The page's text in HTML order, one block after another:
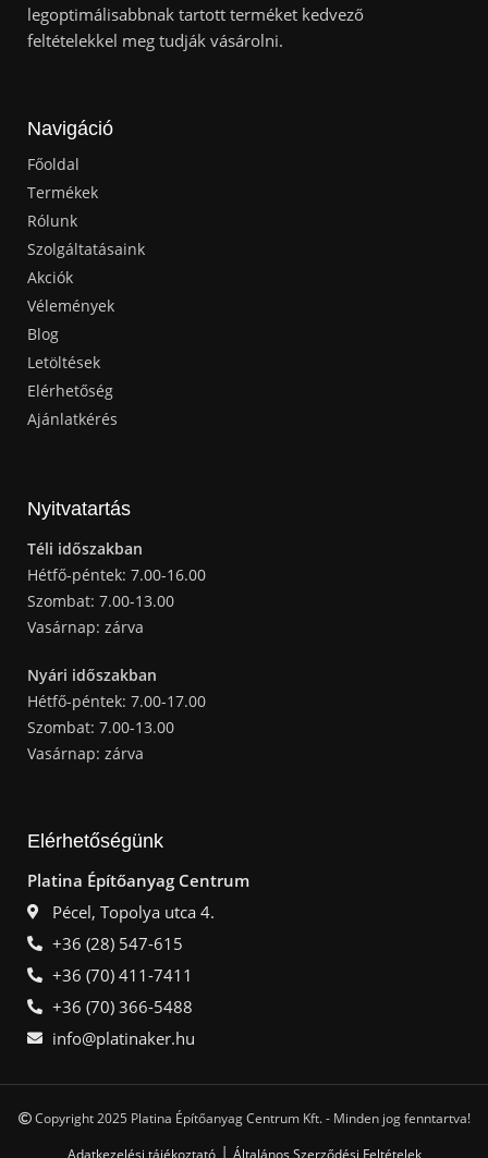
legoptimálisabbnak tartott terméket kedvező
feltételekkel meg tudják vásárolni.
Navigáció
Főoldal
Termékek
Rólunk
Szolgáltatásaink
Akciók
Vélemények
Blog
Letöltések
Elérhetőség
Ajánlatkérés
Nyitvatartás
Téli időszakban
Hétfő-péntek: 7.00-16.00
Szombat: 7.00-13.00
Vasárnap: zárva
Nyári időszakban
Hétfő-péntek: 7.00-17.00
Szombat: 7.00-13.00
Vasárnap: zárva
Elérhetőségünk
Platina Építőanyag Centrum
Pécel, Topolya utca 4.
+36 (28) 547-615
+36 (70) 411-7411
+36 (70) 366-5488
info@platinaker.hu
Copyright 2025 Platina Építőanyag Centrum Kft. - Minden jog fenntartva!
Adatkezelési tájékoztató| Általános Szerződési Feltételek